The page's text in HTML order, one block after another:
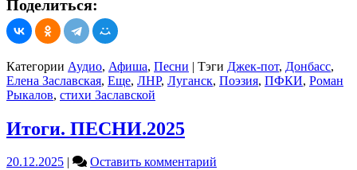
Заславская,
музыка
Поделиться:
Категории Аудио, Афиша, Песни | Тэги Джек-пот, Донбасс,
Елена Заславская, Еще, ЛНР, Луганск, Поэзия, ПФКИ, Роман
Рыкалов, стихи Заславской
Итоги. ПЕСНИ.2025
20.12.2025 | Оставить комментарий